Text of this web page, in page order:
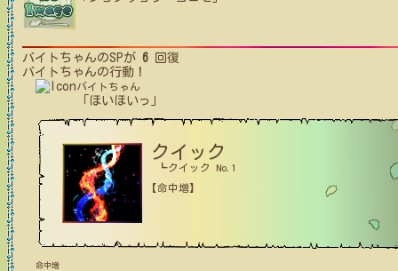
バイトちゃんのSPが 6 回復
バイトちゃんの行動！
バイトちゃん
「ほいほいっ」
クイック
┗クイック No.1
【命中増】
命中増